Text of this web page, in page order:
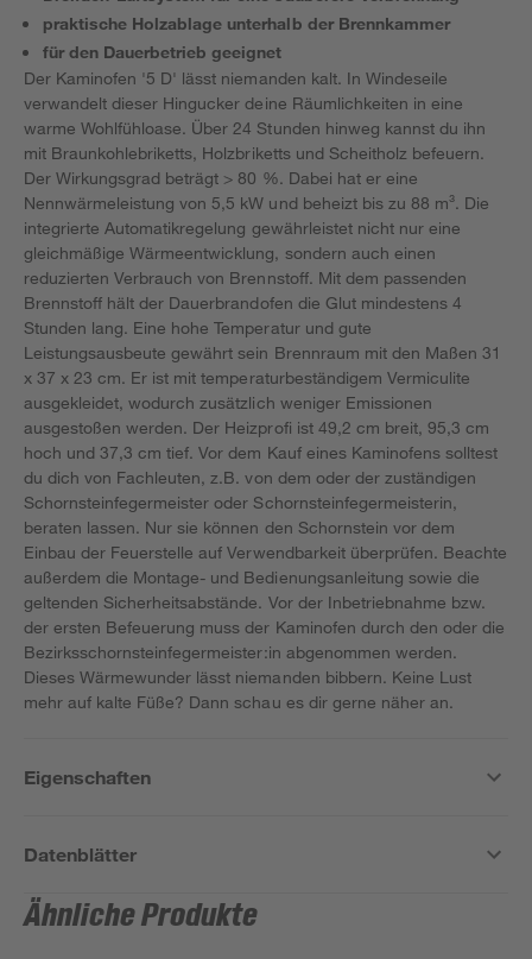
praktische Holzablage unterhalb der Brennkammer
für den Dauerbetrieb geeignet
Der Kaminofen '5 D' lässt niemanden kalt. In Windeseile
verwandelt dieser Hingucker deine Räumlichkeiten in eine
warme Wohlfühloase. Über 24 Stunden hinweg kannst du ihn
mit Braunkohlebriketts, Holzbriketts und Scheitholz befeuern.
Der Wirkungsgrad beträgt > 80 %. Dabei hat er eine
Nennwärmeleistung von 5,5 kW und beheizt bis zu 88 m³. Die
integrierte Automatikregelung gewährleistet nicht nur eine
gleichmäßige Wärmeentwicklung, sondern auch einen
reduzierten Verbrauch von Brennstoff. Mit dem passenden
Brennstoff hält der Dauerbrandofen die Glut mindestens 4
Stunden lang. Eine hohe Temperatur und gute
Leistungsausbeute gewährt sein Brennraum mit den Maßen 31
x 37 x 23 cm. Er ist mit temperaturbeständigem Vermiculite
ausgekleidet, wodurch zusätzlich weniger Emissionen
ausgestoßen werden. Der Heizprofi ist 49,2 cm breit, 95,3 cm
hoch und 37,3 cm tief. Vor dem Kauf eines Kaminofens solltest
du dich von Fachleuten, z.B. von dem oder der zuständigen
Schornsteinfegermeister oder Schornsteinfegermeisterin,
beraten lassen. Nur sie können den Schornstein vor dem
Einbau der Feuerstelle auf Verwendbarkeit überprüfen. Beachte
außerdem die Montage- und Bedienungsanleitung sowie die
geltenden Sicherheitsabstände. Vor der Inbetriebnahme bzw.
der ersten Befeuerung muss der Kaminofen durch den oder die
Bezirksschornsteinfegermeister:in abgenommen werden.
Dieses Wärmewunder lässt niemanden bibbern. Keine Lust
mehr auf kalte Füße? Dann schau es dir gerne näher an.
Eigenschaften
Datenblätter
Ähnliche Produkte